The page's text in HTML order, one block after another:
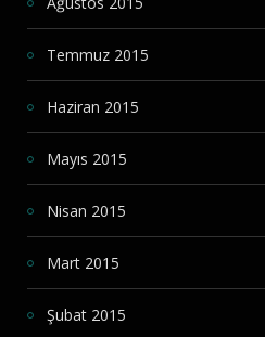
Temmuz 2015
Haziran 2015
Mayıs 2015
Nisan 2015
Mart 2015
Şubat 2015